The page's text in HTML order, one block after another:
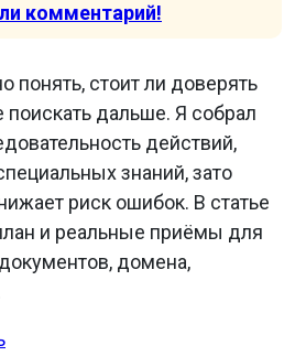
комментарий!
дальше. Я собрал
действий,
знаний, зато
риск ошибок. В статье
и реальные приёмы для
домена,